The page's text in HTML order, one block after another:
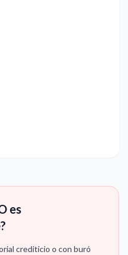
es
crediticio o con buró